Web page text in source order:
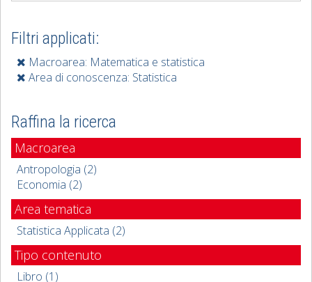
Filtri applicati:
Macroarea: Matematica e statistica
Area di conoscenza: Statistica
Raffina la ricerca
Macroarea
Antropologia (2)
Economia (2)
Area tematica
Statistica Applicata (2)
Tipo contenuto
Libro (1)